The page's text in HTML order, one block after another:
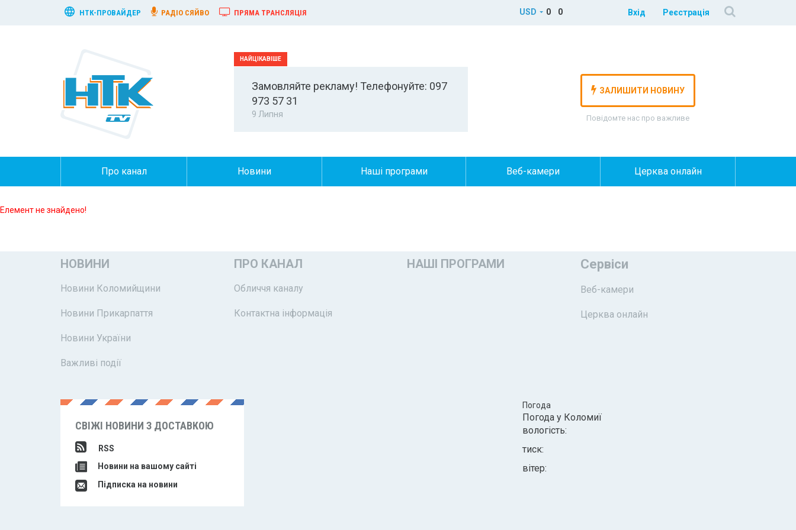
НТК-ПРОВАЙДЕР РАДІО СЯЙВО ПРЯМА ТРАНСЛЯЦІЯ USD 0 0 Вхід Реєстрація
Замовляйте рекламу! Телефонуйте: 097
973 57 31
9 Липня
ЗАЛИШИТИ НОВИНУ
Повідомте нас про важливе
Про канал Новини Наші програми Веб-камери Церква онлайн
Елемент не знайдено!
НОВИНИ
Новини Коломийщини
Новини Прикарпаття
Новини України
Важливі події
ПРО КАНАЛ
Обличчя каналу
Контактна інформація
НАШІ ПРОГРАМИ Сервіси
Веб-камери
Церква онлайн
СВІЖІ НОВИНИ З ДОСТАВКОЮ
RSS
Новини на вашому сайті
Підписка на новини
Погода
Погода у Коломиї
вологість:
тиск:
вітер: